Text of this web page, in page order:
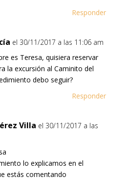
Responder
el 30/11/2017 a las 11:06 am
es Teresa, quisiera reservar
la excursión al Caminito del
debo seguir?
Responder
Villa el 30/11/2017 a las
lo explicamos en el
estás comentando